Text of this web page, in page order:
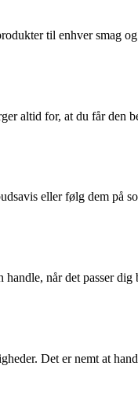
til enhver smag
altid for, at du får den
eller følg dem på
når det passer dig
Det er nemt at